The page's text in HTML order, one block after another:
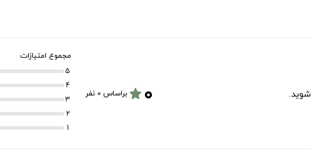
شوید. ۰ starبراساس 0 نفر
مجموع امتیازات
5
4
3
2
1